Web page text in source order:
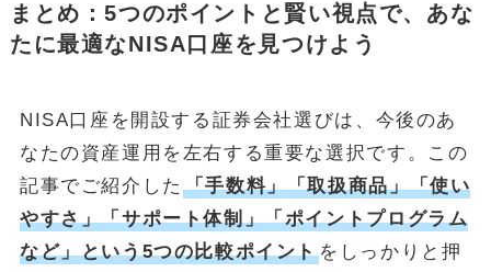
まとめ：5つのポイントと賢い視点で、あな
たに最適なNISA口座を見つけよう
NISA口座を開設する証券会社選びは、今後のあ
なたの資産運用を左右する重要な選択です。この
記事でご紹介した 「手数料」「取扱商品」「使い
やすさ」「サポート体制」「ポイントプログラム
など」という5つの比較ポイント をしっかりと押